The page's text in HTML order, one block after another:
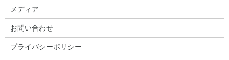
メディア
お問い合わせ
プライバシーポリシー